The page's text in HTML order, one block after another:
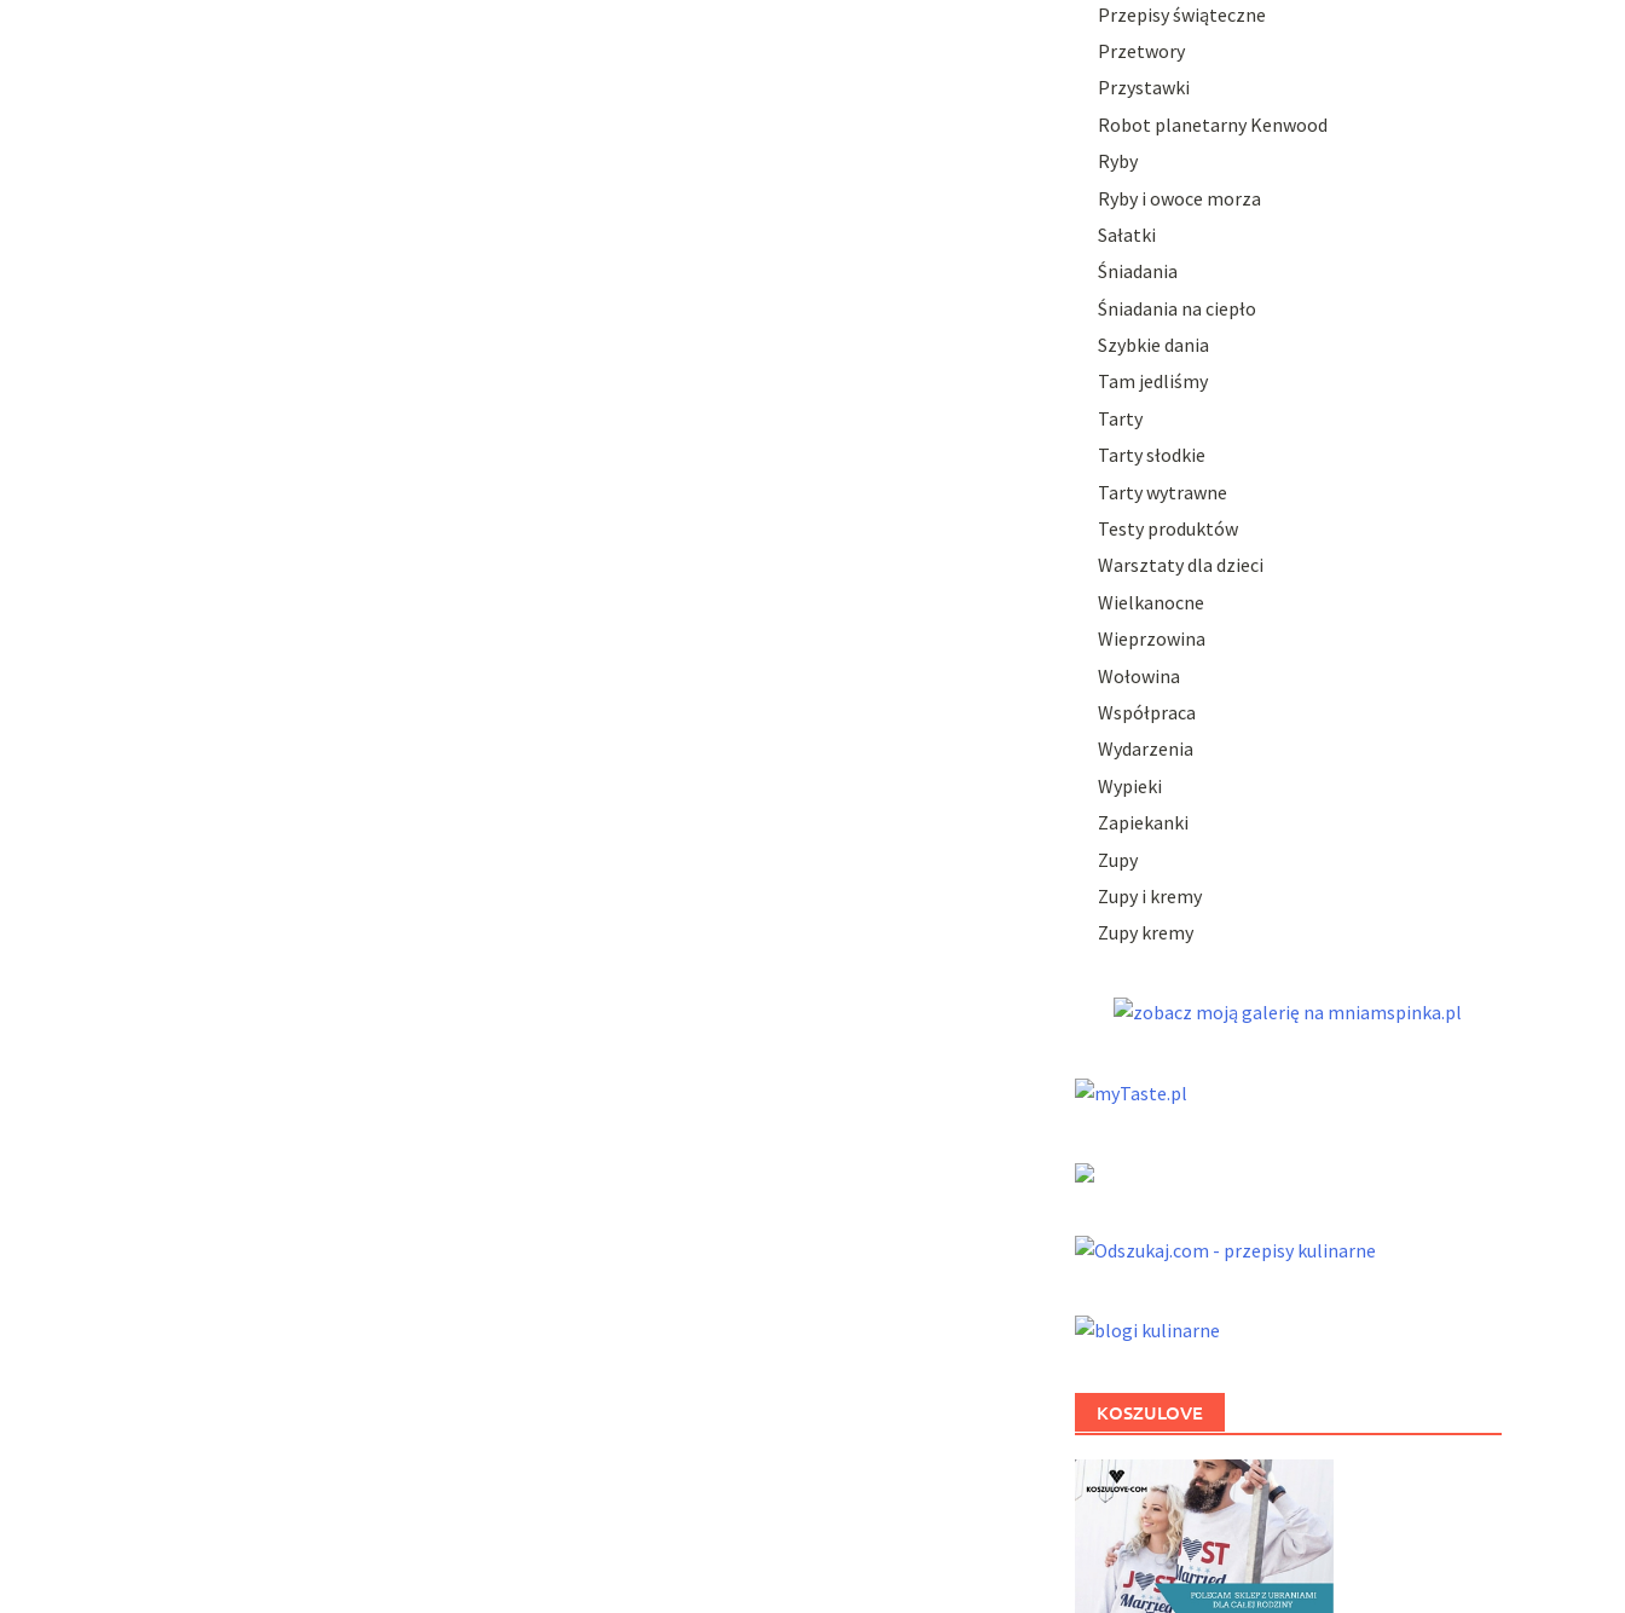
Przepisy świąteczne
Przetwory
Przystawki
Robot planetarny Kenwood
Ryby
Ryby i owoce morza
Sałatki
Śniadania
Śniadania na ciepło
Szybkie dania
Tam jedliśmy
Tarty
Tarty słodkie
Tarty wytrawne
Testy produktów
Warsztaty dla dzieci
Wielkanocne
Wieprzowina
Wołowina
Współpraca
Wydarzenia
Wypieki
Zapiekanki
Zupy
Zupy i kremy
Zupy kremy
KOSZULOVE